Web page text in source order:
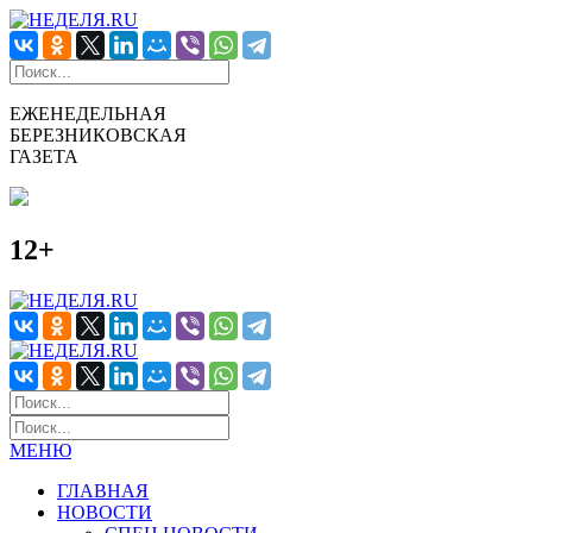
ЕЖЕНЕДЕЛЬНАЯ
БЕРЕЗНИКОВСКАЯ
ГАЗЕТА
12+
МЕНЮ
ГЛАВНАЯ
НОВОСТИ